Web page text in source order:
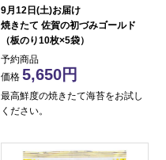
9月12日(土)お届け
焼きたて 佐賀の初づみゴールド
（板のり10枚×5袋）
予約商品
価格 5,650
最高鮮度の焼きたて海苔をお試し
ください。